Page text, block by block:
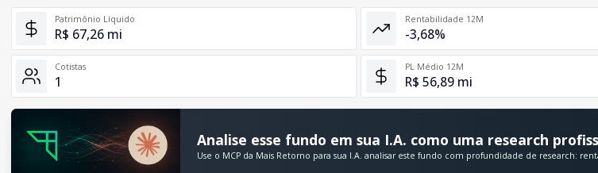
Patrimônio Líquido
R$ 67,26 mi
Rentabilidade 12M
-3,68%
Cotistas
1
PL Médio 12M
R$ 56,89 mi
Analise esse fundo em sua I.A. como uma research
Use o MCP da Mais Retorno para sua I.A. analisar este fundo com profundidade de research: